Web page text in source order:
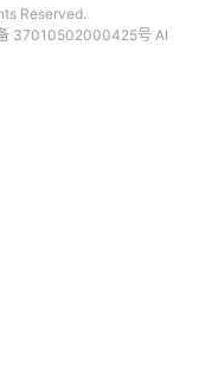
Reserved.
37010502000425号 AI